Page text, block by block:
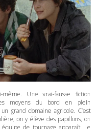
Une vrai-fausse fiction
moyens du bord en plein
grand domaine agricole. C’est
on y élève des papillons, on
de tournage apparaît. Le